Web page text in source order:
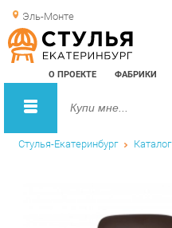
Эль-Монте
О ПРОЕКТЕ ФАБРИКИ
Стулья-Екатеринбург Каталог